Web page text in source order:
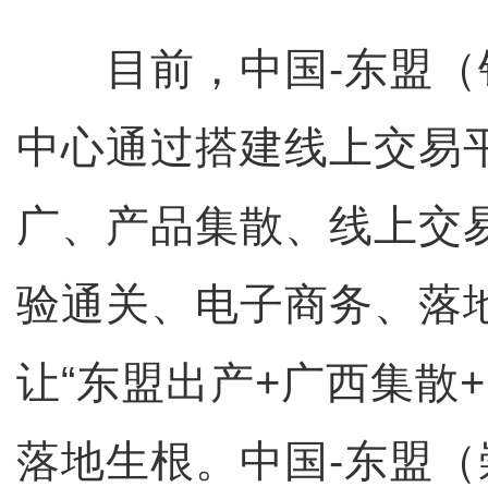
目前，中国-东盟（
中心通过搭建线上交易
广、产品集散、线上交
验通关、电子商务、落
让“东盟出产+广西集散
落地生根。中国-东盟